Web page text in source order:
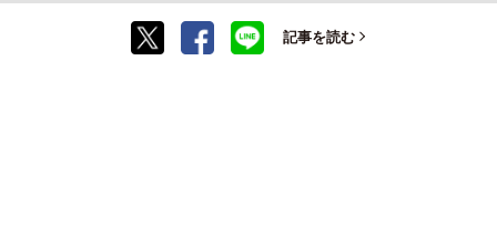
記事を読む